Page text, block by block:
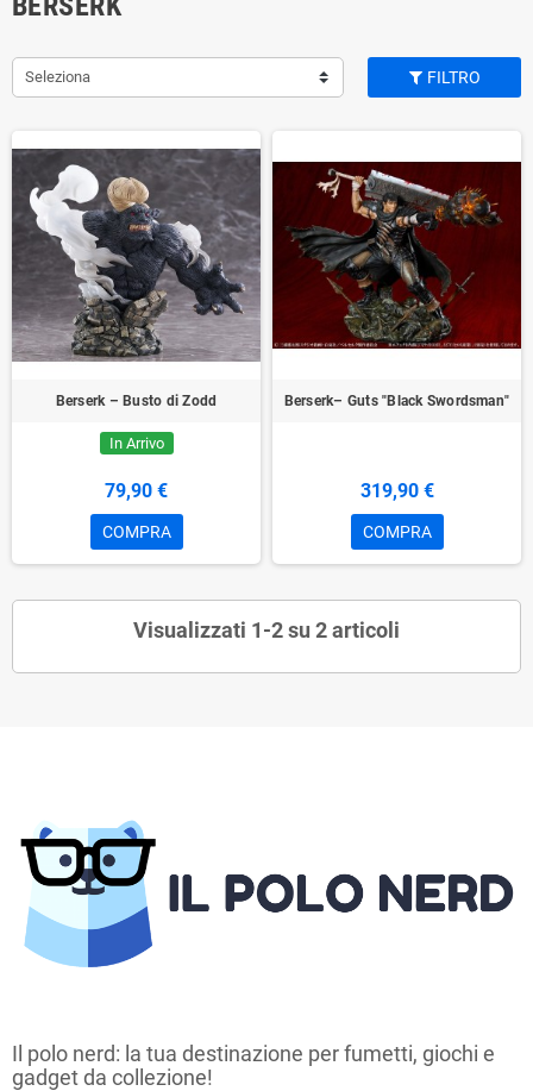
Seleziona FILTRO
Berserk – Busto di Zodd
In Arrivo
79,90 €
COMPRA
Berserk– Guts "Black Swordsman"
319,90 €
COMPRA
Visualizzati 1-2 su 2 articoli
Il polo nerd: la tua destinazione per fumetti, giochi e
gadget da collezione!